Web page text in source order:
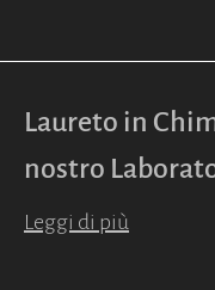
Laureto in
nostro
Leggi di più